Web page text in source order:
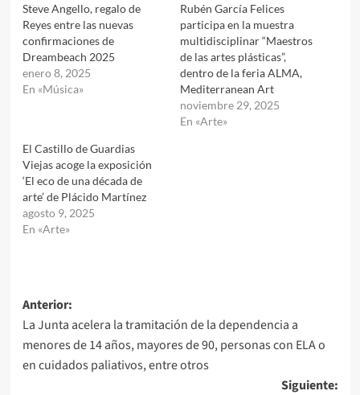
Steve Angello, regalo de
Reyes entre las nuevas
confirmaciones de
Dreambeach 2025
enero 8, 2025
En «Música»
Rubén García Felices
participa en la muestra
multidisciplinar “Maestros
de las artes plásticas”,
dentro de la feria ALMA,
Mediterranean Art
noviembre 29, 2025
En «Arte»
El Castillo de Guardias
Viejas acoge la exposición
‘El eco de una década de
arte’ de Plácido Martínez
agosto 9, 2025
En «Arte»
Navegación
de
entradas
Anterior:
La Junta acelera la tramitación de la dependencia a
menores de 14 años, mayores de 90, personas con ELA o
en cuidados paliativos, entre otros
Siguiente: